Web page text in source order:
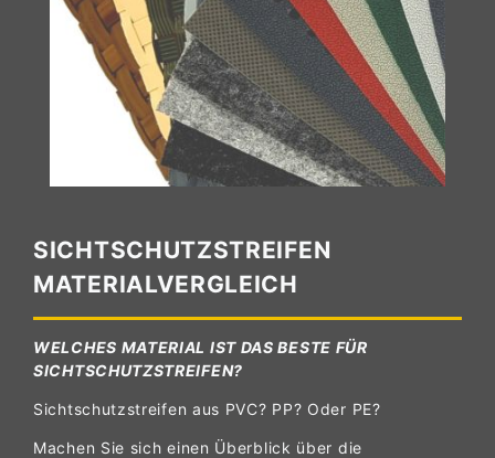
SICHTSCHUTZSTREIFEN
MATERIALVERGLEICH
WELCHES MATERIAL IST DAS BESTE FÜR
SICHTSCHUTZSTREIFEN?
Sichtschutzstreifen aus PVC? PP? Oder PE?
Machen Sie sich einen Überblick über die